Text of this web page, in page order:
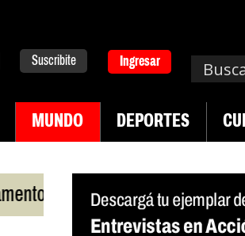
Suscribite Ingresar
MUNDO DEPORTES
| Uruguay frente a crisis